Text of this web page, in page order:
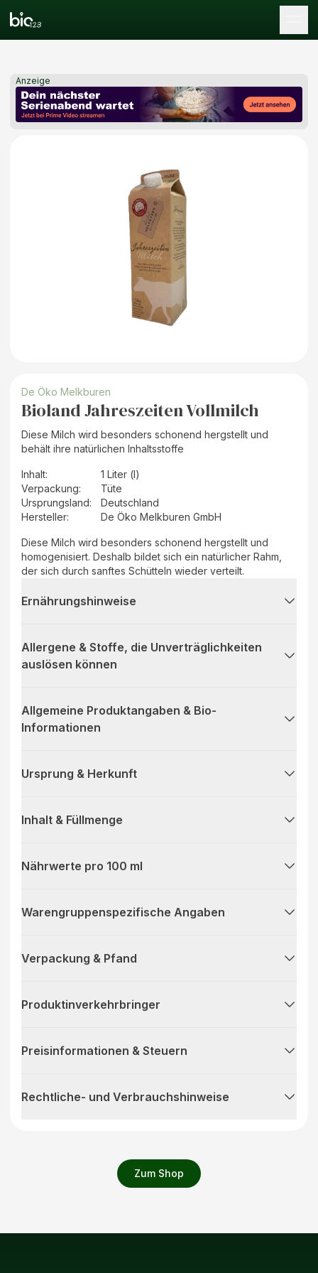
Anzeige
Zum Shop
De Öko Melkburen
Bioland Jahreszeiten Vollmilch
Diese Milch wird besonders schonend hergstellt und
behält ihre natürlichen Inhaltsstoffe
Inhalt:
1 Liter (l)
Verpackung:
Tüte
Ursprungsland:
Deutschland
Hersteller: De Öko Melkburen GmbH
Diese Milch wird besonders schonend hergstellt und
homogenisiert. Deshalb bildet sich ein natürlicher Rahm,
der sich durch sanftes Schütteln wieder verteilt.
Ernährungshinweise
Allergene & Stoffe, die Unverträglichkeiten
auslösen können
Allgemeine Produktangaben & Bio-
Informationen
Ursprung & Herkunft
Inhalt & Füllmenge
Nährwerte pro 100 ml
Warengruppenspezifische Angaben
Verpackung & Pfand
Produktinverkehrbringer
Preisinformationen & Steuern
Rechtliche- und Verbrauchshinweise